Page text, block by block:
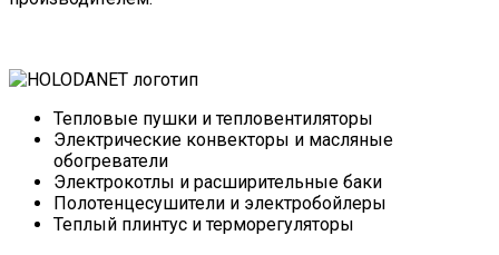
Тепловые пушки и тепловентиляторы
Электрические конвекторы и масляные
обогреватели
Электрокотлы и расширительные баки
Полотенцесушители и электробойлеры
Теплый плинтус и терморегуляторы